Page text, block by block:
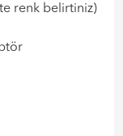
renk belirtiniz)